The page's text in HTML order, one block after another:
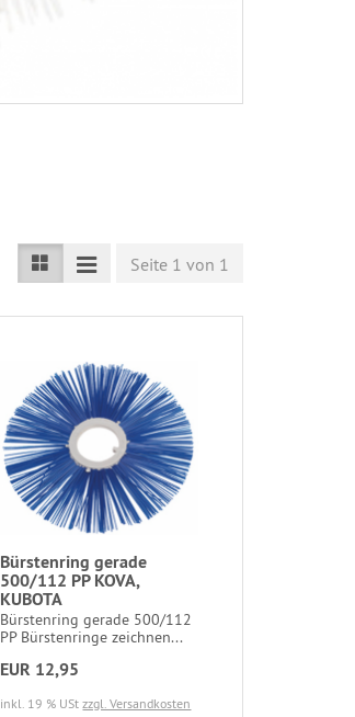
Seite 1 von 1
Bürstenring gerade
500/112 PP KOVA,
KUBOTA
Bürstenring gerade 500/112
PP Bürstenringe zeichnen...
EUR 12,95
inkl. 19 % UStzzgl. Versandkosten